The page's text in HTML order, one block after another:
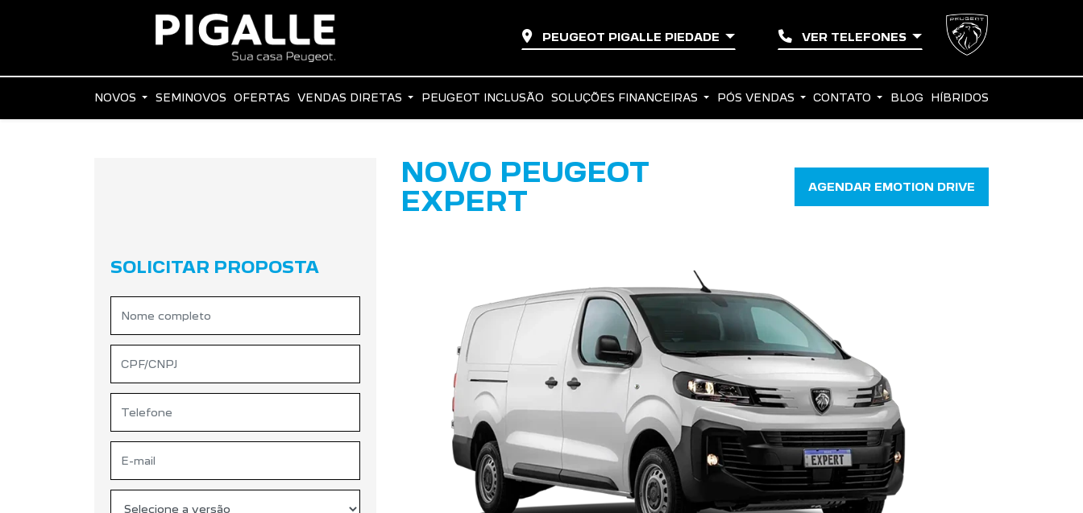
PEUGEOT PIGALLE PIEDADE VER TELEFONES
NOVOS SEMINOVOS OFERTAS VENDAS DIRETAS PEUGEOT INCLUSÃO SOLUÇÕES FINANCEIRAS PÓS VENDAS CONTATO BLOG HÍBRIDOS
SOLICITAR PROPOSTA
NOVO PEUGEOT
EXPERT
AGENDAR EMOTION DRIVE